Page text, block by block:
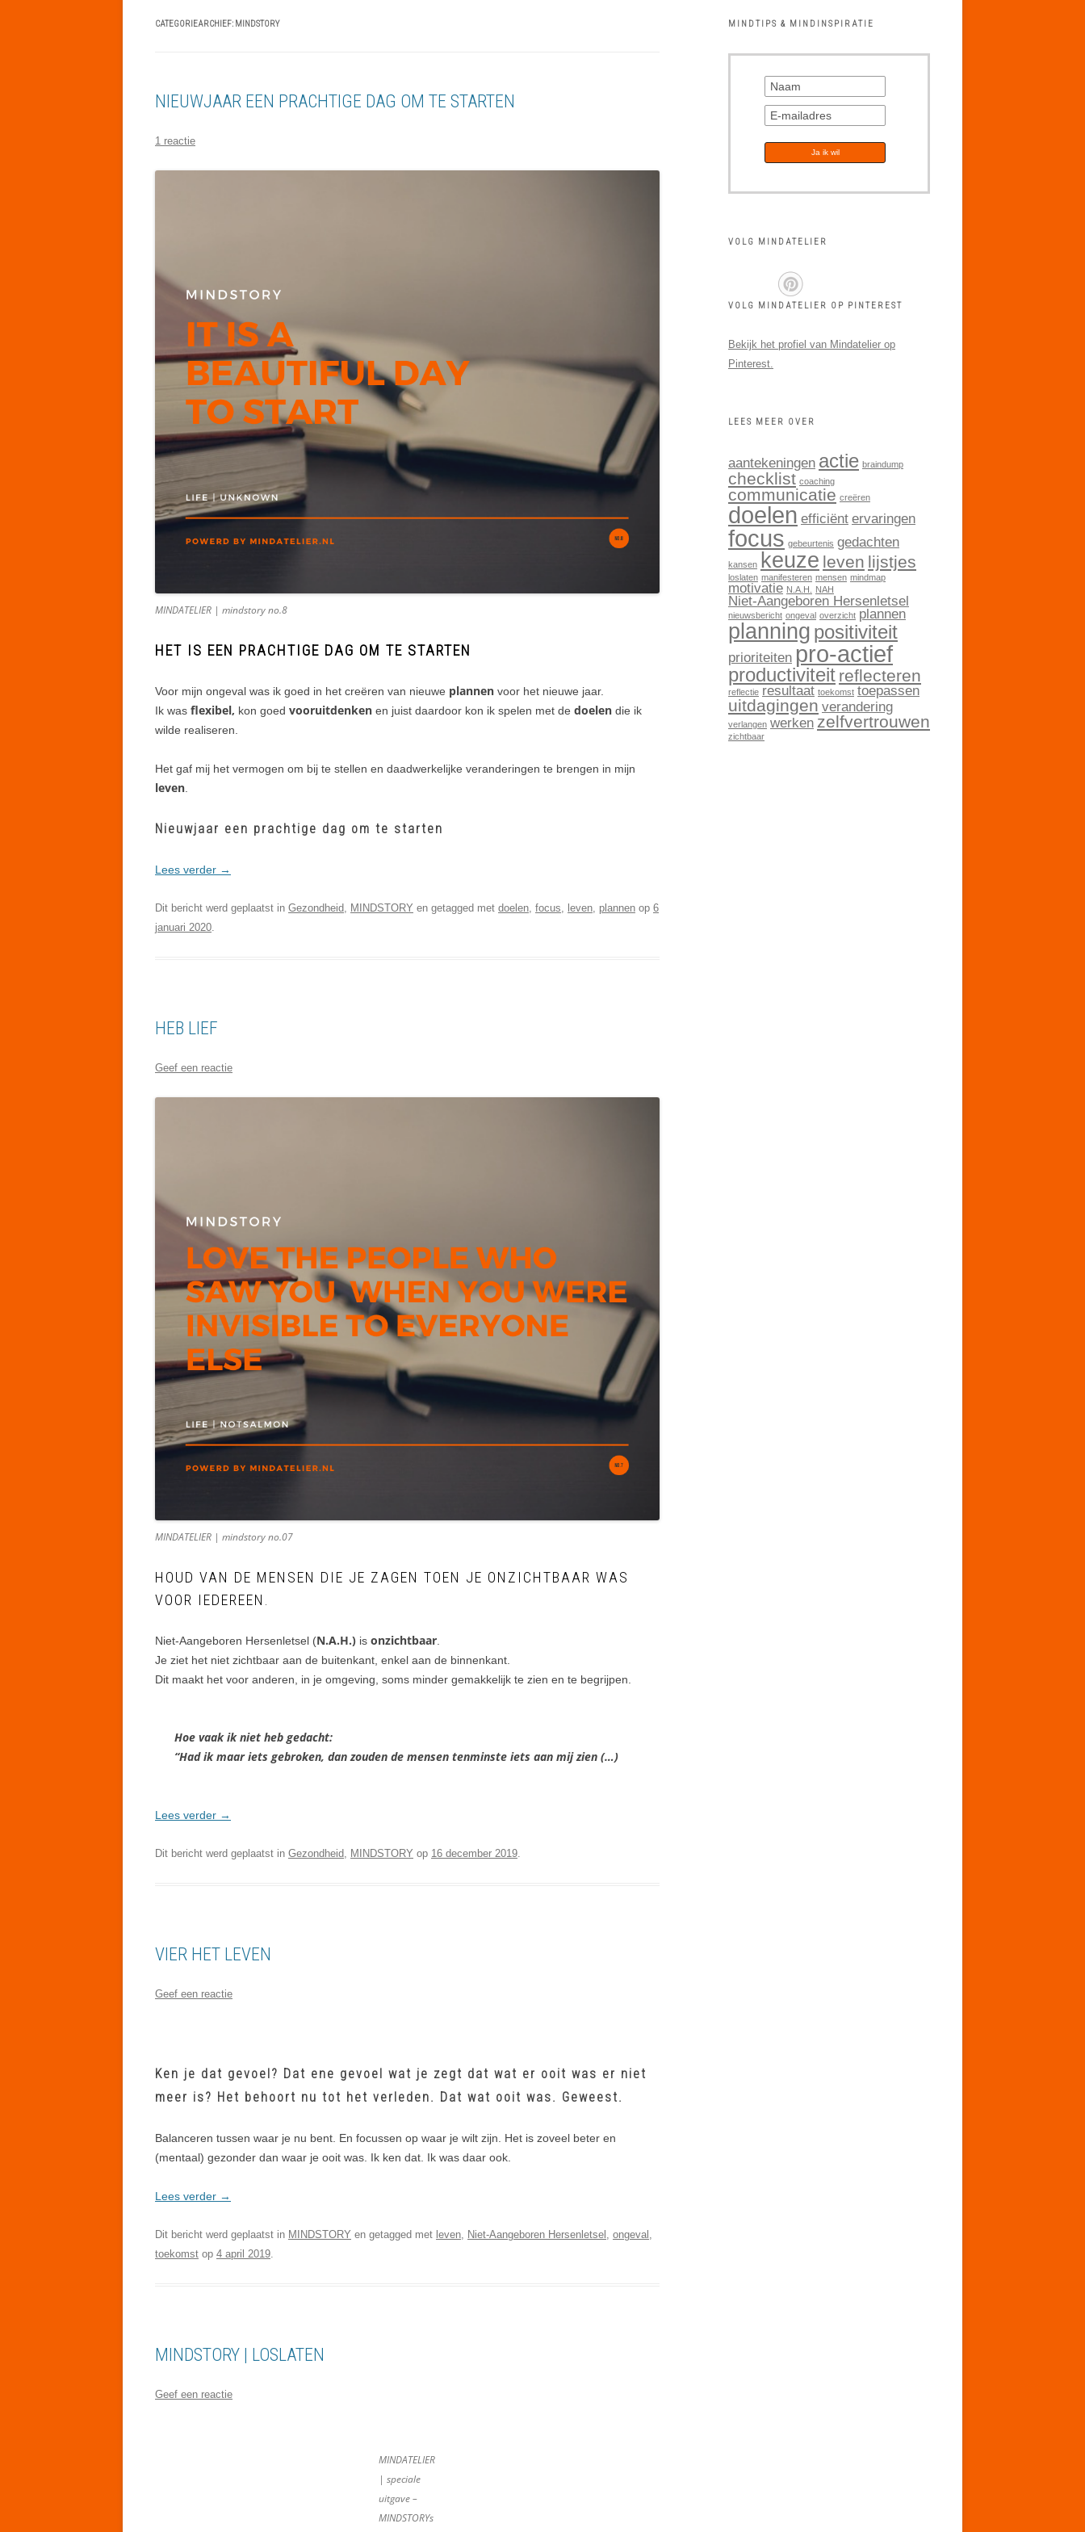
CATEGORIEARCHIEF: MINDSTORY
NIEUWJAAR EEN PRACHTIGE DAG OM TE STARTEN
1 reactie
MINDATELIER | mindstory no.8
HET IS EEN PRACHTIGE DAG OM TE STARTEN
Voor mijn ongeval was ik goed in het creëren van nieuwe plannen voor het nieuwe jaar.
Ik was flexibel, kon goed vooruitdenken en juist daardoor kon ik spelen met de doelen die ik
wilde realiseren.
Het gaf mij het vermogen om bij te stellen en daadwerkelijke veranderingen te brengen in mijn
leven
Nieuwjaar een prachtige dag om te starten
Lees verder →
Dit bericht werd geplaatst in Gezondheid MINDSTORY en getagged met doelen focus leven plannen op 6
januari 2020
HEB LIEF
Geef een reactie
MINDATELIER | mindstory no.07
HOUD VAN DE MENSEN DIE JE ZAGEN TOEN JE ONZICHTBAAR WAS
VOOR IEDEREEN.
Niet-Aangeboren Hersenletsel (N.A.H.) is onzichtbaar
Je ziet het niet zichtbaar aan de buitenkant, enkel aan de binnenkant.
Dit maakt het voor anderen, in je omgeving, soms minder gemakkelijk te zien en te begrijpen.
Hoe vaak ik niet heb gedacht:
“Had ik maar iets gebroken, dan zouden de mensen tenminste iets aan mij zien (…)
Lees verder →
Dit bericht werd geplaatst in Gezondheid MINDSTORY op 16 december 2019
VIER HET LEVEN
Geef een reactie
Ken je dat gevoel? Dat ene gevoel wat je zegt dat wat er ooit was er niet
meer is? Het behoort nu tot het verleden. Dat wat ooit was. Geweest.
Balanceren tussen waar je nu bent. En focussen op waar je wilt zijn. Het is zoveel beter en
(mentaal) gezonder dan waar je ooit was. Ik ken dat. Ik was daar ook.
Lees verder →
Dit bericht werd geplaatst in MINDSTORY en getagged met leven Niet-Aangeboren Hersenletsel ongeval
toekomst op 4 april 2019
MINDSTORY | LOSLATEN
Geef een reactie
MINDATELIER
| speciale
uitgave –
MINDSTORYs
MINDTIPS & MINDINSPIRATIE
VOLG MINDATELIER
VOLG MINDATELIER OP PINTEREST
Bekijk het profiel van Mindatelier op
Pinterest.
LEES MEER OVER
aantekeningen actie braindump
checklist coaching
communicatie creëren
doelen efficiënt ervaringen
focus gebeurtenis gedachten
kansen keuze leven lijstjes
loslaten manifesteren mensen mindmap
motivatie N.A.H. NAH
Niet-Aangeboren Hersenletsel
nieuwsbericht ongeval overzicht plannen
planning positiviteit
prioriteiten pro-actief
productiviteit reflecteren
reflectie resultaat toekomst toepassen
uitdagingen verandering
verlangen werken zelfvertrouwen
zichtbaar